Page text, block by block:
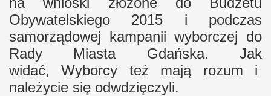
Obywatelskiego 2015 i podczas
samorządowej kampanii wyborczej do
Rady Miasta Gdańska. Jak
widać, Wyborcy też mają rozum i
należycie się odwdzięczyli.